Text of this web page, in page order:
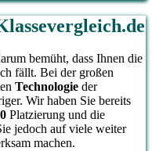
bemüht, dass Ihnen die
fällt. Bei der großen
Technologie der
Wir haben Sie bereits
Platzierung und die
jedoch auf viele weiter
machen.